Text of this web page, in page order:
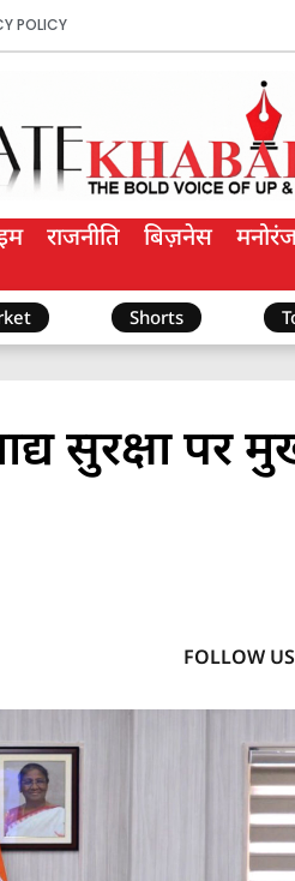
POLICY
राजनीति बिज़नेस
Shorts
सुरक्षा पर
FOLLOW